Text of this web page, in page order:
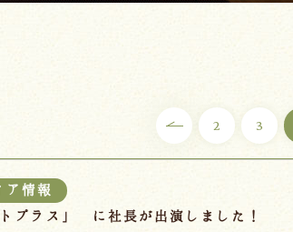
2 3
ア情報
プラス」 に社長が出演しました！